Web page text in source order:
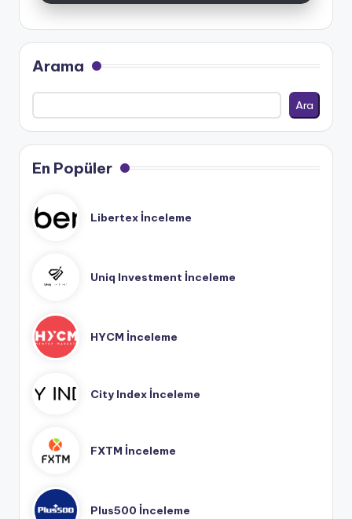
Arama
Ara
En Popüler
Libertex İnceleme
Uniq Investment İnceleme
HYCM İnceleme
City Index İnceleme
FXTM İnceleme
Plus500 İnceleme